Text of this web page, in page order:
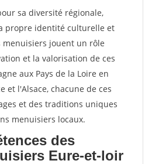
sa diversité régionale,
propre identité culturelle et
jouent un rôle
et la valorisation de ces
aux Pays de la Loire en
et l'Alsace, chacune de ces
et des traditions uniques
menuisiers locaux.
des
Eure-et-loir